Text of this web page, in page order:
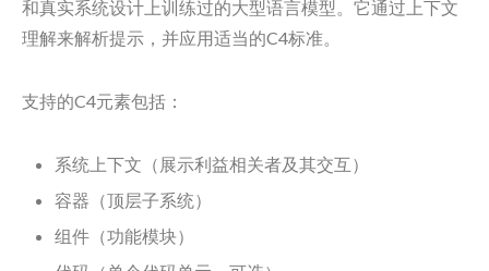
和真实系统设计上训练过的大型语言模型。它通过上下文
理解来解析提示，并应用适当的C4标准。
支持的C4元素包括：
系统上下文（展示利益相关者及其交互）
容器（顶层子系统）
组件（功能模块）